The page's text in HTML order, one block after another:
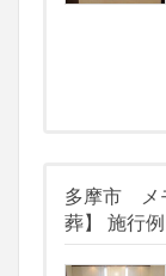
多摩市 メ
葬】 施行例